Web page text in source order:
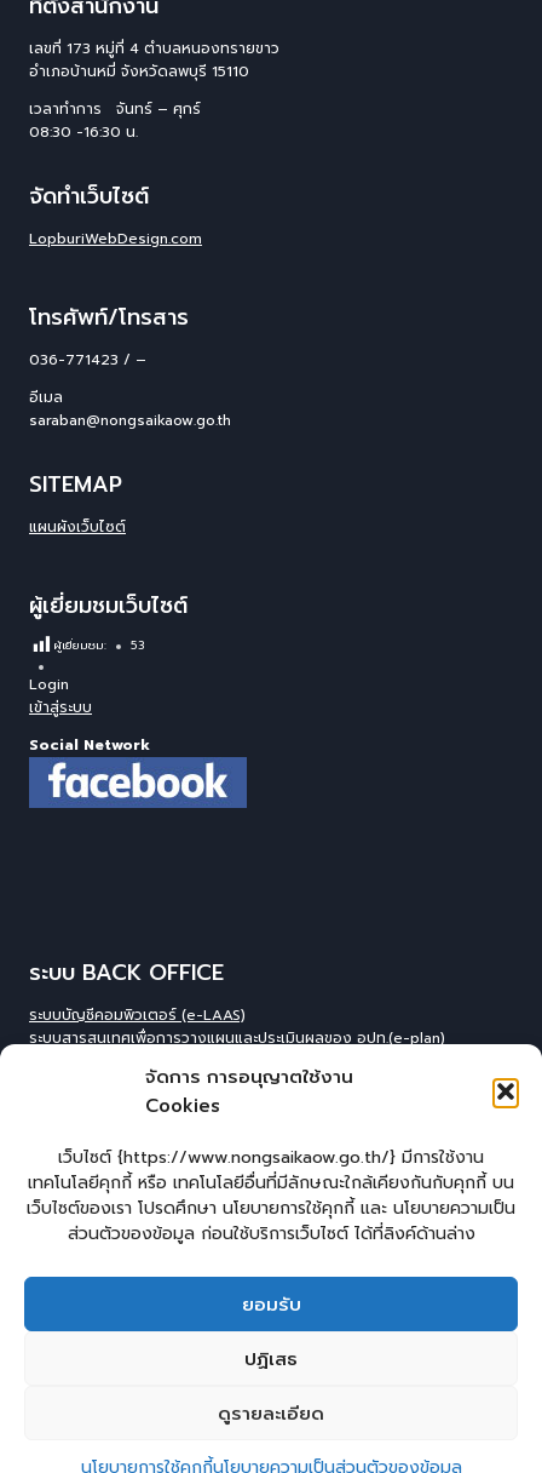
จัดการ การอนุญาตใช้งาน
Cookies
เว็บไซต์ {https://www.nongsaikaow.go.th/} มีการใช้งาน
เทคโนโลยีคุกกี้ หรือ เทคโนโลยีอื่นที่มีลักษณะใกล้เคียงกันกับคุกกี้ บน
เว็บไซต์ของเรา โปรดศึกษา นโยบายการใช้คุกกี้ และ นโยบายความเป็น
ส่วนตัวของข้อมูล ก่อนใช้บริการเว็บไซต์ ได้ที่ลิงค์ด้านล่าง
ยอมรับ
ปฏิเสธ
ดูรายละเอียด
นโยบายการใช้คุกกี้นโยบายความเป็นส่วนตัวของข้อมูล
เลขที่ 173 หมู่ที่ 4 ตําบลหนองทรายขาว
อําเภอบ้านหมี่ จังหวัดลพบุรี 15110
เวลาทำการ จันทร์ – ศุกร์
08:30 -16:30 น.
จัดทำเว็บไซต์
LopburiWebDesign.com
โทรศัพท์/โทรสาร
036-771423 / –
อีเมล
saraban@nongsaikaow.go.th
SITEMAP
แผนผังเว็บไซต์
ผู้เยี่ยมชมเว็บไซต์
ผู้เยี่ยมชม: 53
Login
เข้าสู่ระบบ
Social Network
ระบบ BACK OFFICE
ระบบบัญชีคอมพิวเตอร์ (e-LAAS)
ระบบสารสนเทศเพื่อการวางแผนและประเมินผลของ อปท.(e-plan)
ระบบข้อมูลบุคลากรองค์กร(IHR)
ระบบสารสนเทศข้อมูล competincy ของบุคลากรทุกตำแหน่ง (กรอบอัตรา
ระบบสารสนเทศการจัดการฐานข้อมูลเบี้ยยังชีพขององค์กร
ปกครอง(welfare)
ระบบสารสนเทศทางการศีกษาท้องถิ่น(Lec)
ระบบข้อมูลสารสนเทศทางการศึกษาท้องถิ่น(SIS)
ระบบข้อมูลสารสนเทศทางการศึกษาท้องถิ่น ศูนย์พัฒนาเด็กเล็ก(CCIS)
ระบบงานสารบรรณอิเล็กทรอนิกส์ (e-Saraban
แบบคำร้องทั่วไปออนไลน์
ติดต่อ อบต.